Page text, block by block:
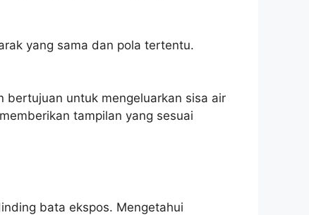
yang sama dan pola tertentu.
bertujuan untuk mengeluarkan sisa air
tampilan yang sesuai
bata ekspos. Mengetahui